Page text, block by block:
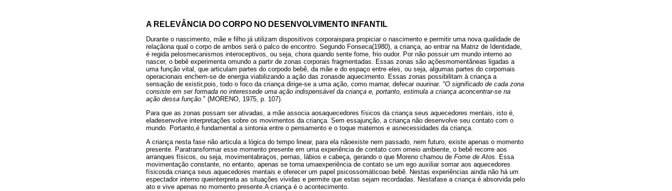
A RELEVÂNCIA DO CORPO NO DESENVOLVIMENTO INFANTIL
Durante o nascimento, mãe e filho já utilizam dispositivos corporaispara propiciar o nascimento e permitir uma nova qualidade de
relaçãona qual o corpo de ambos será o palco de encontro. Segundo Fonseca(1980), a criança, ao entrar na Matriz de Identidade,
é regida pelosmecanismos interoceptivos, ou seja, chora quando sente fome, frio oudor. Por não possuir um mundo interno ao
nascer, o bebê experimenta omundo a partir de zonas corporais fragmentadas. Essas zonas são açõesmomentâneas ligadas a
uma função vital, que articulam partes do corpodo bebê, da mãe e do espaço entre eles, ou seja, algumas partes do corpomais
operacionais enchem-se de energia viabilizando a ação das zonasde aquecimento. Essas zonas possibilitam à criança a
sensação de existir,pois, todo o foco da criança dirige-se a uma ação, como mamar, defecar ouurinar. "O significado de cada zona
consiste em ser formada no interessede uma ação indispensável da criança e, portanto, estimula a criança aconcentrar-se na
ação dessa função." (MORENO, 1975, p. 107).
Para que as zonas possam ser ativadas, a mãe associa aosaquecedores físicos da criança seus aquecedores mentais, isto é,
eladesenvolve interpretações sobre os movimentos da criança. Sem essajunção, a criança não desenvolve seu contato com o
mundo. Portanto,é fundamental a sintonia entre o pensamento e o toque maternos e asnecessidades da criança.
A criança nesta fase não articula a lógica do tempo linear, para ela nãoexiste nem passado, nem futuro, existe apenas o momento
presente. Paratransformar esse momento presente em uma experiência de contato com omeio ambiente, o bebê recorre aos
arranques físicos, ou seja, movimentabraços, pernas, lábios e cabeça, gerando o que Moreno chamou de Fome de Atos. Essa
movimentação constante, no entanto, apenas se torna umaexperiência de contato se um ego auxiliar somar aos aquecedores
físicosda criança seus aquecedores mentais e oferecer um papel psicossomáticoao bebê. Nestas experiências ainda não há um
espectador interno queinterpreta as situações vividas e permite que estas sejam recordadas. Nestafase a criança é absorvida pelo
ato e vive apenas no momento presente.A criança é o acontecimento.